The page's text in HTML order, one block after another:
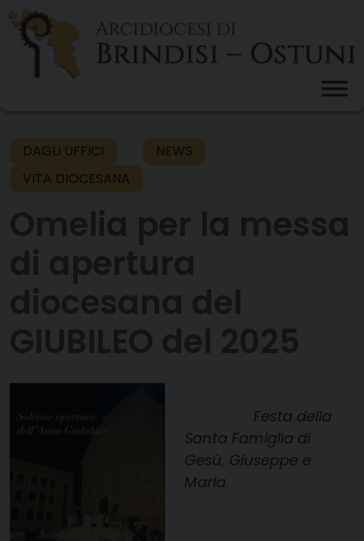
Skip
content
DAGLI UFFICI
NEWS
VITA DIOCESANA
Festa della
Santa Famiglia di
Gesù, Giuseppe e
Maria.